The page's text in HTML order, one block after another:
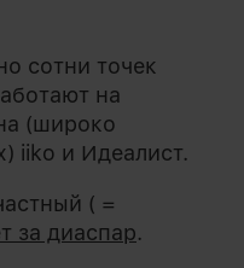
сотни точек
на
(широко
iiko и Идеалист.
( =
за диаспар.